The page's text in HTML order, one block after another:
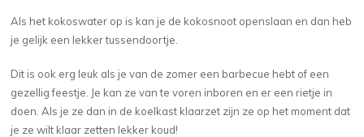
Als het kokoswater op is kan je de kokosnoot openslaan en dan heb
je gelijk een lekker tussendoortje.
Dit is ook erg leuk als je van de zomer een barbecue hebt of een
gezellig feestje. Je kan ze van te voren inboren en er een rietje in
doen. Als je ze dan in de koelkast klaarzet zijn ze op het moment dat
je ze wilt klaar zetten lekker koud!